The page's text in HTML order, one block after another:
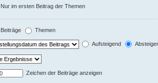
Nur im ersten Beitrag der Themen
Beiträge Themen
Aufsteigend
Zeichen der Beiträge anzeigen